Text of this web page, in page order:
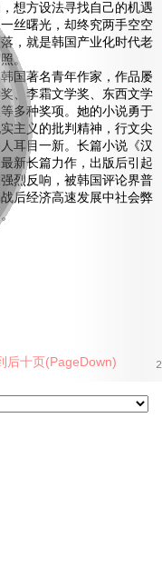
想方设法寻找自己的机遇
丝曙光，却终究两手空空
，就是韩国产业化时代老
。
著名青年作家，作品屡
、李霜文学奖、东西文学
多种奖项。她的小说勇于
主义的批判精神，行文尖
耳目一新。长篇小说《汉
新长篇力作，出版后引起
烈反响，被韩国评论界普
后经济高速发展中社会弊
2
后十页(PageDown)